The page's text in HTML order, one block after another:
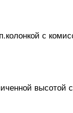
с
высотой